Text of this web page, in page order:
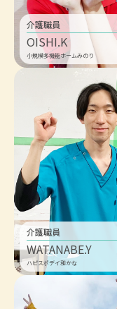
介護職員
OISHI.K
小規模多機能ホームみのり
介護職員
WATANABE.Y
ハピスポデイ和かな